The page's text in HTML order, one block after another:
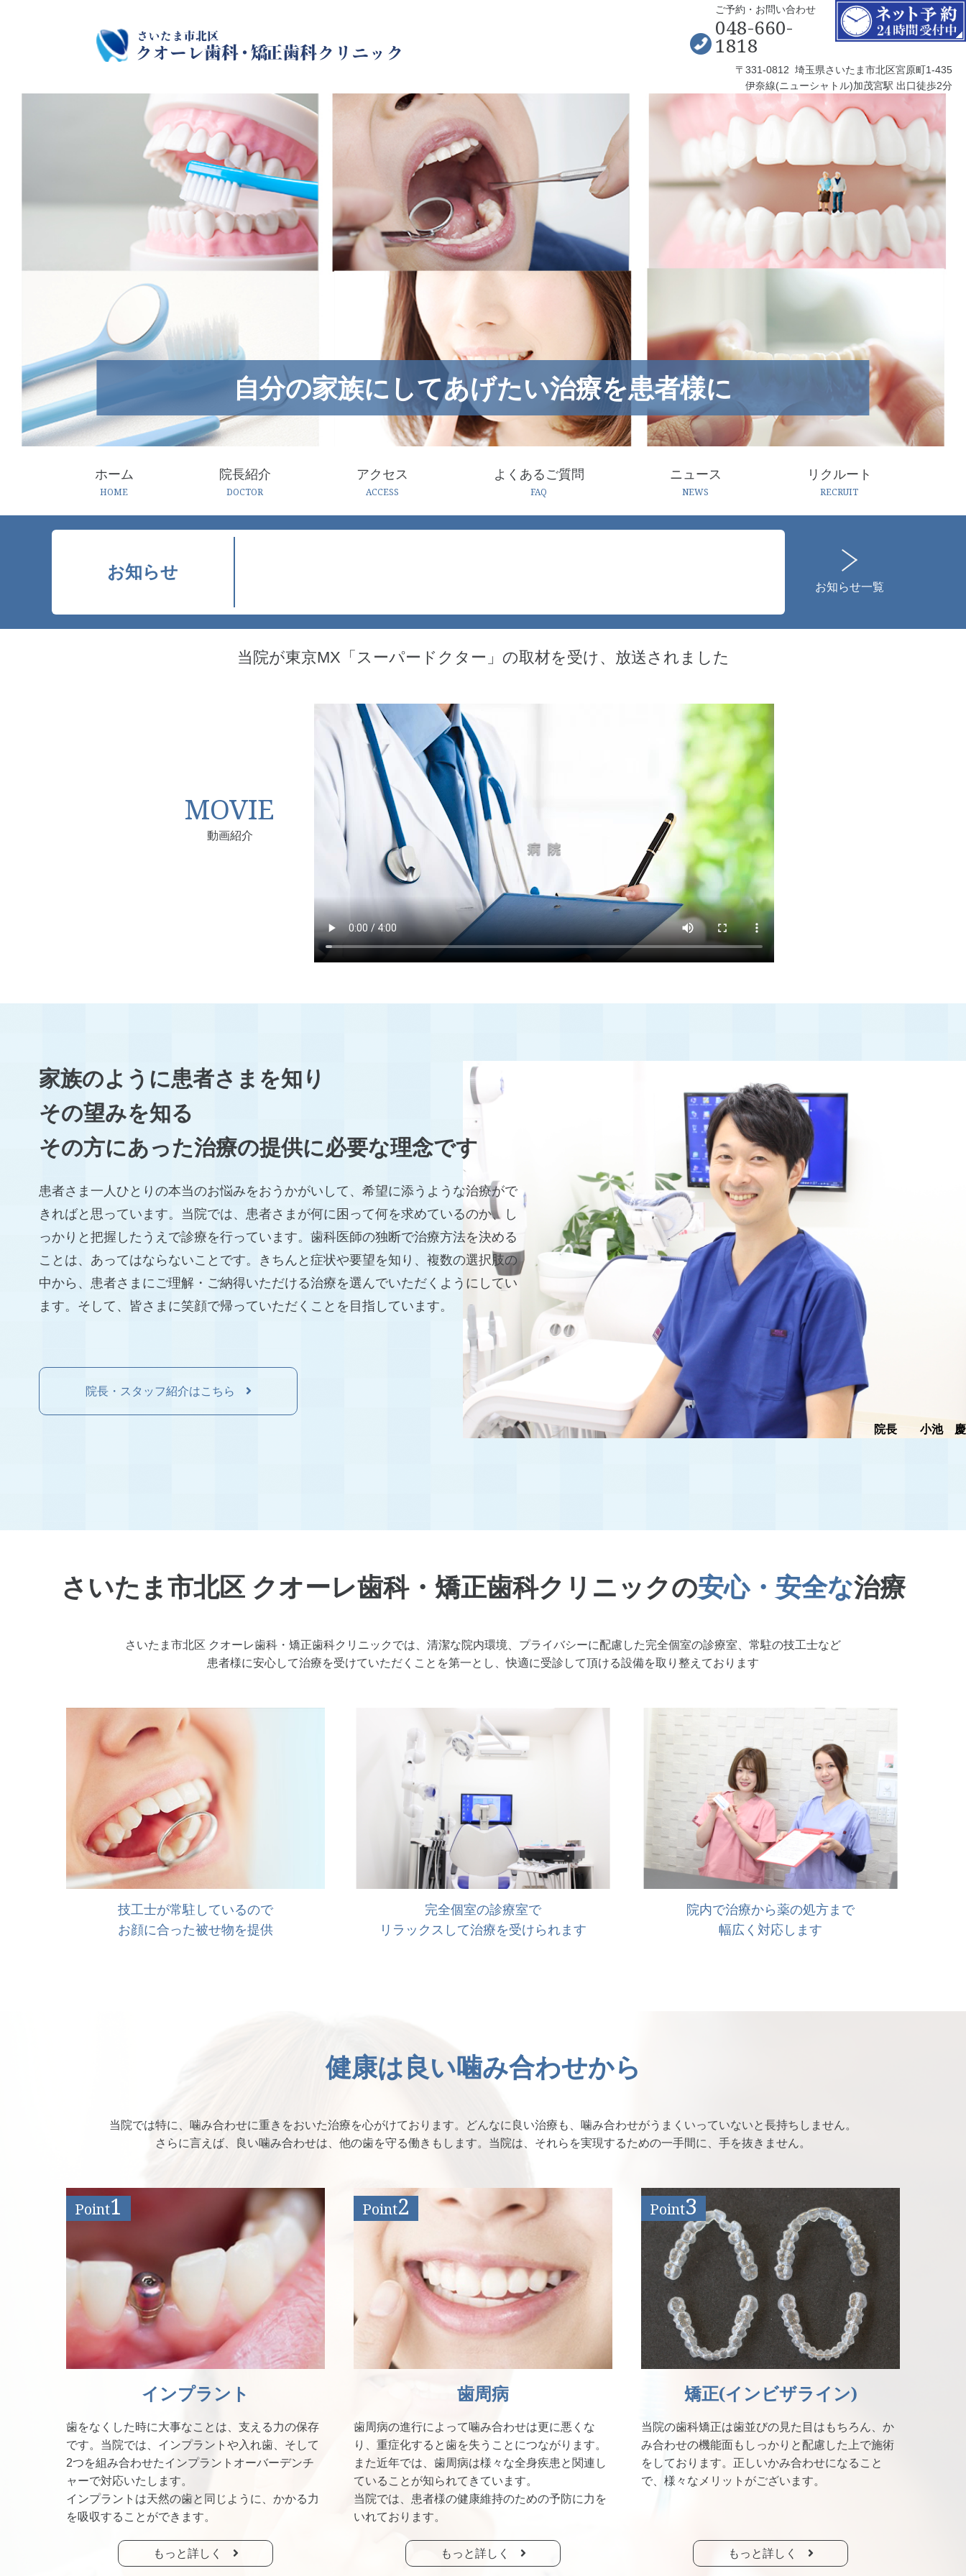
ご予約・お問い合わせ
048-660-
1818
〒331-0812 埼玉県さいたま市北区宮原町1-435
伊奈線(ニューシャトル)加茂宮駅 出口徒歩2分
自分の家族にしてあげたい治療を患者様に
ホーム
HOME
院長紹介
DOCTOR
アクセス
ACCESS
よくあるご質問
FAQ
ニュース
NEWS
リクルート
RECRUIT
お知らせ
お知らせ一覧
当院が東京MX「スーパードクター」の取材を受け、放送されました
MOVIE
動画紹介
家族のように患者さまを知り
その望みを知る
その方にあった治療の提供に必要な理念です
患者さま一人ひとりの本当のお悩みをおうかがいして、希望に添うような治療がで
きればと思っています。当院では、患者さまが何に困って何を求めているのか、し
っかりと把握したうえで診療を行っています。歯科医師の独断で治療方法を決める
ことは、あってはならないことです。きちんと症状や要望を知り、複数の選択肢の
中から、患者さまにご理解・ご納得いただける治療を選んでいただくようにしてい
ます。そして、皆さまに笑顔で帰っていただくことを目指しています。
院長・スタッフ紹介はこちら
院長 小池 慶
さいたま市北区 クオーレ歯科・矯正歯科クリニックの安心・安全な治療
さいたま市北区 クオーレ歯科・矯正歯科クリニックでは、清潔な院内環境、プライバシーに配慮した完全個室の診療室、常駐の技工士など
患者様に安心して治療を受けていただくことを第一とし、快適に受診して頂ける設備を取り整えております
技工士が常駐しているので
お顔に合った被せ物を提供
完全個室の診療室で
リラックスして治療を受けられます
院内で治療から薬の処方まで
幅広く対応します
健康は良い噛み合わせから
当院では特に、噛み合わせに重きをおいた治療を心がけております。どんなに良い治療も、噛み合わせがうまくいっていないと長持ちしません。
さらに言えば、良い噛み合わせは、他の歯を守る働きもします。当院は、それらを実現するための一手間に、手を抜きません。
Point1
インプラント
歯をなくした時に大事なことは、支える力の保存
です。当院では、インプラントや入れ歯、そして
2つを組み合わせたインプラントオーバーデンチ
ャーで対応いたします。
インプラントは天然の歯と同じように、かかる力
を吸収することができます。
もっと詳しく
Point2
歯周病
歯周病の進行によって噛み合わせは更に悪くな
り、重症化すると歯を失うことにつながります。
また近年では、歯周病は様々な全身疾患と関連し
ていることが知られてきています。
当院では、患者様の健康維持のための予防に力を
いれております。
もっと詳しく
Point3
矯正(インビザライン)
当院の歯科矯正は歯並びの見た目はもちろん、か
み合わせの機能面もしっかりと配慮した上で施術
をしております。正しいかみ合わせになること
で、様々なメリットがございます。
もっと詳しく